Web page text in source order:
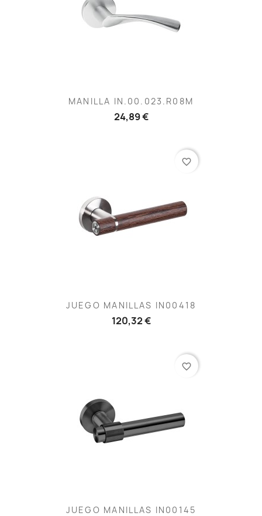
MANILLA IN.00.023.R08M
24,89 €
JUEGO MANILLAS IN00418
120,32 €
favorite_border
JUEGO MANILLAS IN00145
favorite_border